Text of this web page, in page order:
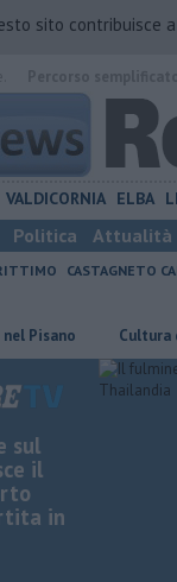
sito contribuisce
VALDICORNIA ELBA
Politica Attualità
CASTAGNETO
Cultura diffusa,
sul
il
in